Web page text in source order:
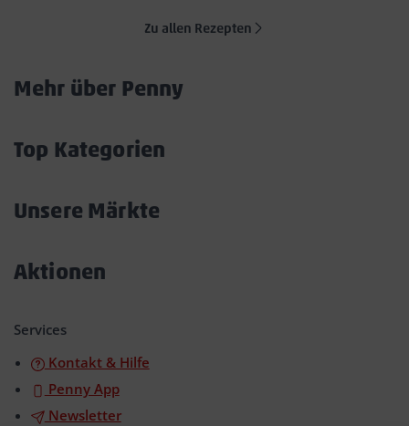
Zu allen Rezepten
Mehr über Penny
Top Kategorien
Unsere Märkte
Aktionen
Services
Kontakt & Hilfe
Penny App
Newsletter